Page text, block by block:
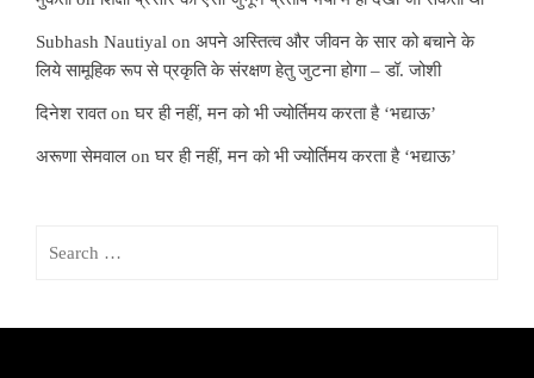
Subhash Nautiyal on अपने अस्तित्व और जीवन के सार को बचाने के
लिये सामूहिक रूप से प्रकृति के संरक्षण हेतु जुटना होगा – डॉ. जोशी
दिनेश रावतonघर ही नहीं, मन को भी ज्योर्तिमय करता है ‘भद्याऊ’
अरूणा सेमवाल onघर ही नहीं, मन को भी ज्योर्तिमय करता है ‘भद्याऊ’